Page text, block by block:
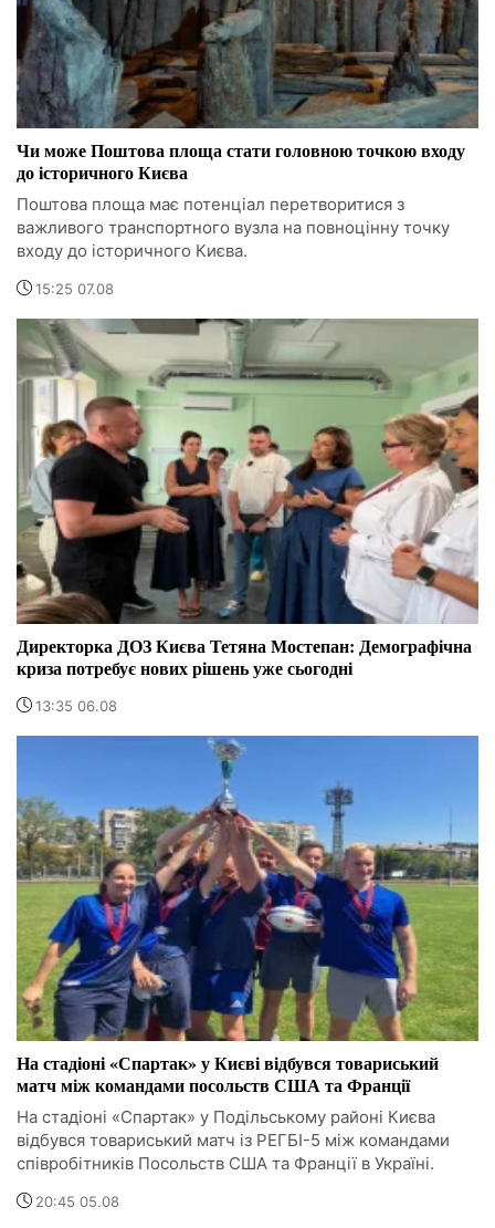
Чи може Поштова площа стати головною точкою входу
до історичного Києва
Поштова площа має потенціал перетворитися з
важливого транспортного вузла на повноцінну точку
входу до історичного Києва.
15:25 07.08
Директорка ДОЗ Києва Тетяна Мостепан: Демографічна
криза потребує нових рішень уже сьогодні
13:35 06.08
На стадіоні «Спартак» у Києві відбувся товариський
матч між командами посольств США та Франції
На стадіоні «Спартак» у Подільському районі Києва
відбувся товариський матч із РЕГБІ-5 між командами
співробітників Посольств США та Франції в Україні.
20:45 05.08